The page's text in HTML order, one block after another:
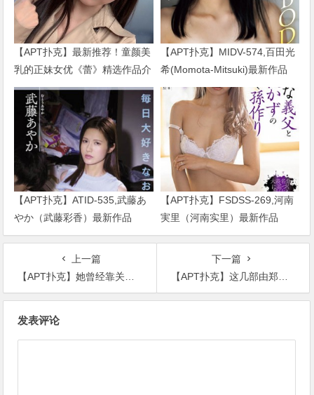
【APT扑克】最新推荐！童颜美
乳的正妹女优《蕾》精选作品介
绍……
【APT扑克】MIDV-574,百田光
希(Momota-Mitsuki)最新作品
2024/01/02发布！
【APT扑克】ATID-535,武藤あ
やか（武藤彩香）最新作品
2023/01/19发布！
【APT扑克】FSDSS-269,河南
実里（河南实里）最新作品
2021-08-26发布！
上一篇
【APT扑克】她曾经靠关系替代杨紫，如今风水轮流转沦落给杨紫作配！
下一篇
【APT扑克】这几部由郑爽主演的待播剧，每一部男主角颜值都超高
发表评论